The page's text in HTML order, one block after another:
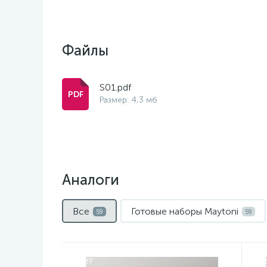
Файлы
S01.pdf
Размер: 4,3 мб
Аналоги
Все 59 Готовые наборы Maytoni 59
Нет